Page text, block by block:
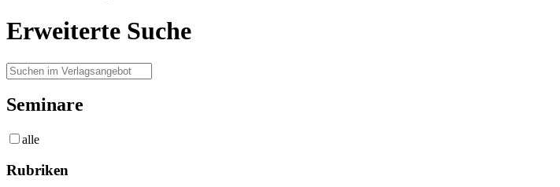
Erweiterte Suche
Seminare
alle
Rubriken